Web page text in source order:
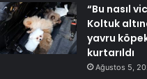
“Bu nasıl
Koltuk
yavru
kurtarıldı
Ağustos 5,